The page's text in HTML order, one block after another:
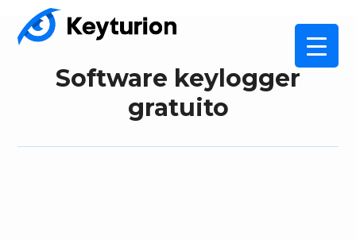
Software keylogger
gratuito